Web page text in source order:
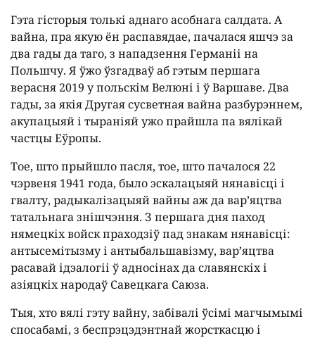
Гэта гісторыя толькі аднаго асобнага салдата. А
вайна, пра якую ён распавядае, пачалася яшчэ за
два гады да таго, з нападзення Германіі на
Польшчу. Я ўжо ўзгадваў аб гэтым першага
верасня 2019 у польскім Велюні і ў Варшаве. Два
гады, за якія Другая сусветная вайна разбурэннем,
акупацыяй і тыраніяй ужо прайшла па вялікай
частцы Еўропы.
Тое, што прыйшло пасля, тое, што пачалося 22
чэрвеня 1941 года, было эскалацыяй нянавісці і
гвалту, радыкалізацыяй вайны аж да вар’яцтва
татальнага знішчэння. З першага дня паход
нямецкіх войск праходзіў пад знакам нянавісці:
антысемітызму і антыбальшавізму, вар’яцтва
расавай ідэалогіі ў адносінах да славянскіх і
азіяцкіх народаў Савецкага Саюза.
Тыя, хто вялі гэту вайну, забівалі ўсімі магчымымі
спосабамі, з беспрэцэдэнтнай жорсткасцю і